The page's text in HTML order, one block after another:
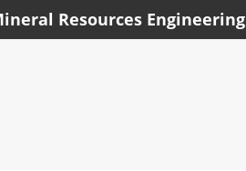
Resources Engineering